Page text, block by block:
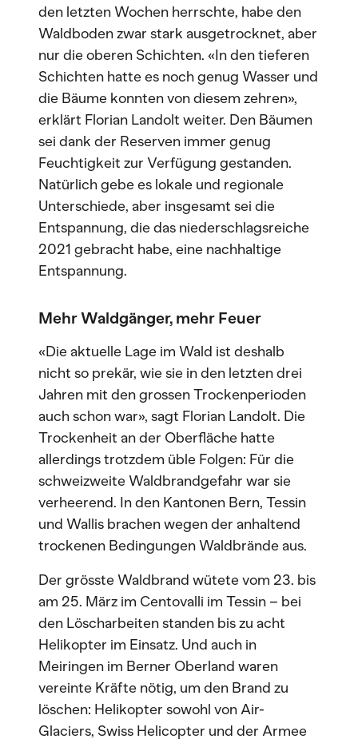
den letzten Wochen herrschte, habe den
Waldboden zwar stark ausgetrocknet, aber
nur die oberen Schichten. «In den tieferen
Schichten hatte es noch genug Wasser und
die Bäume konnten von diesem zehren»,
erklärt Florian Landolt weiter. Den Bäumen
sei dank der Reserven immer genug
Feuchtigkeit zur Verfügung gestanden.
Natürlich gebe es lokale und regionale
Unterschiede, aber insgesamt sei die
Entspannung, die das niederschlagsreiche
2021 gebracht habe, eine nachhaltige
Entspannung.
Mehr Waldgänger, mehr Feuer
«Die aktuelle Lage im Wald ist deshalb
nicht so prekär, wie sie in den letzten drei
Jahren mit den grossen Trockenperioden
auch schon war», sagt Florian Landolt. Die
Trockenheit an der Oberfläche hatte
allerdings trotzdem üble Folgen: Für die
schweizweite Waldbrandgefahr war sie
verheerend. In den Kantonen Bern, Tessin
und Wallis brachen wegen der anhaltend
trockenen Bedingungen Waldbrände aus.
Der grösste Waldbrand wütete vom 23. bis
am 25. März im Centovalli im Tessin – bei
den Löscharbeiten standen bis zu acht
Helikopter im Einsatz. Und auch in
Meiringen im Berner Oberland waren
vereinte Kräfte nötig, um den Brand zu
löschen: Helikopter sowohl von Air-
Glaciers, Swiss Helicopter und der Armee